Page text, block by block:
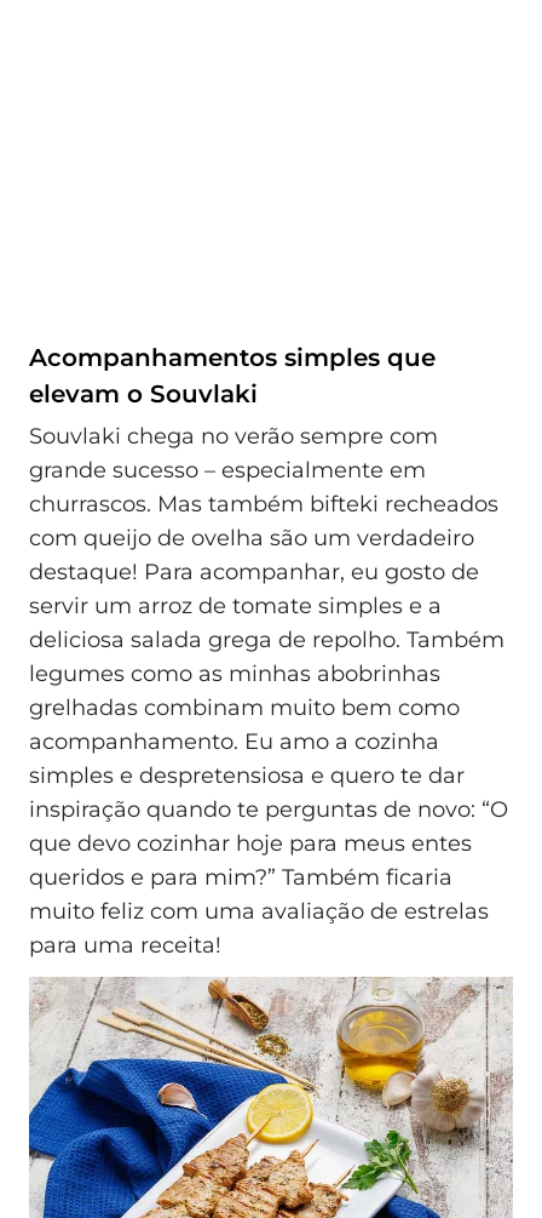
Acompanhamentos simples que
elevam o Souvlaki
Souvlaki chega no verão sempre com
grande sucesso – especialmente em
churrascos. Mas também bifteki recheados
com queijo de ovelha são um verdadeiro
destaque! Para acompanhar, eu gosto de
servir um arroz de tomate simples e a
deliciosa salada grega de repolho. Também
legumes como as minhas abobrinhas
grelhadas combinam muito bem como
acompanhamento. Eu amo a cozinha
simples e despretensiosa e quero te dar
inspiração quando te perguntas de novo: “O
que devo cozinhar hoje para meus entes
queridos e para mim?” Também ficaria
muito feliz com uma avaliação de estrelas
para uma receita!